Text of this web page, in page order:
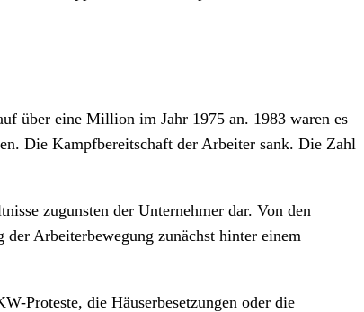
über eine Million im Jahr 1975 an. 1983 waren es
Die Kampfbereitschaft der Arbeiter sank. Die Zahl
zugunsten der Unternehmer dar. Von den
Arbeiterbewegung zunächst hinter einem
Proteste, die Häuserbesetzungen oder die